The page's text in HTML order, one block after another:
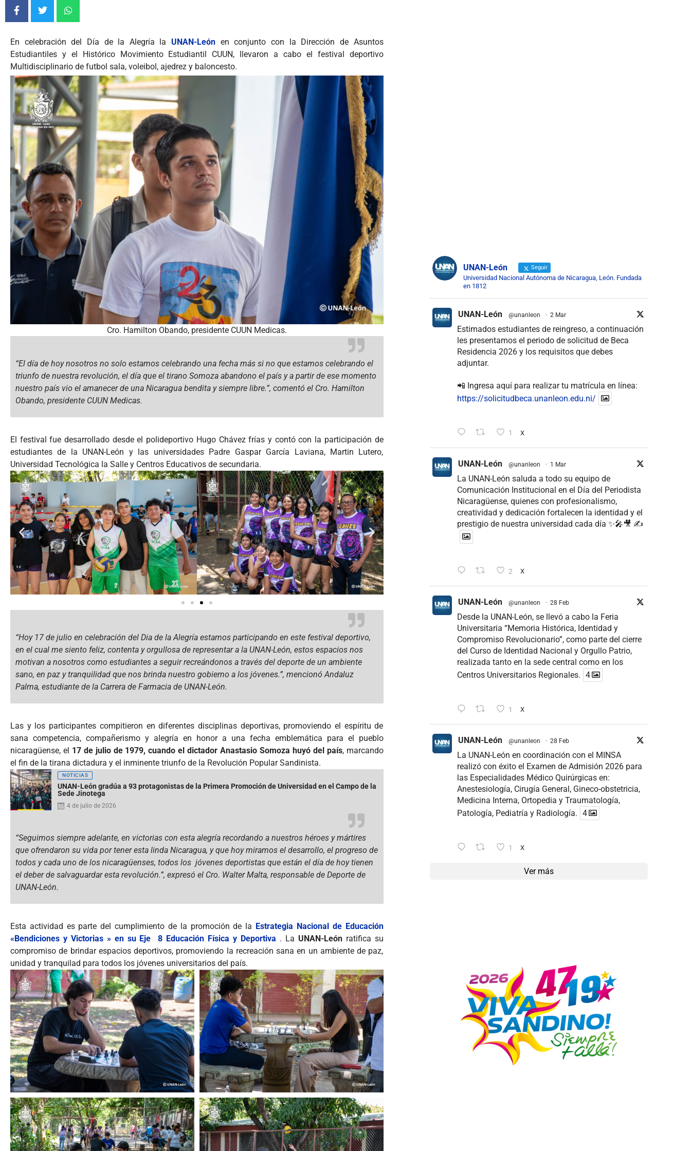
En celebración del Día de la Alegría laUNAN-León en conjunto con la Dirección de Asuntos
Estudiantiles y el Histórico Movimiento Estudiantil CUUN, llevaron a cabo el festival deportivo
Multidisciplinario de futbol sala, voleibol, ajedrez y baloncesto.
Cro. Hamilton Obando, presidente CUUN Medicas.
“El día de hoy nosotros no solo estamos celebrando una fecha más si no que estamos celebrando el
triunfo de nuestra revolución, el día que el tirano Somoza abandono el país y a partir de ese momento
nuestro país vio el amanecer de una Nicaragua bendita y siempre libre.”, comentó el Cro. Hamilton
Obando, presidente CUUN Medicas.
El festival fue desarrollado desde el polideportivo Hugo Chávez frías y contó con la participación de
estudiantes de la UNAN-León y las universidades Padre Gaspar García Laviana, Martin Lutero,
Universidad Tecnológica la Salle y Centros Educativos de secundaria.
“Hoy 17 de julio en celebración del Dia de la Alegría estamos participando en este festival deportivo,
en el cual me siento feliz, contenta y orgullosa de representar a la UNAN-León, estos espacios nos
motivan a nosotros como estudiantes a seguir recreándonos a través del deporte de un ambiente
sano, en paz y tranquilidad que nos brinda nuestro gobierno a los jóvenes.”, mencionó Andaluz
Palma, estudiante de la Carrera de Farmacia de UNAN-León.
Las y los participantes compitieron en diferentes disciplinas deportivas, promoviendo el espíritu de
sana competencia, compañerismo y alegría en honor a una fecha emblemática para el pueblo
nicaragüense, el 17 de julio de 1979, cuando el dictador Anastasio Somoza huyó del país, marcando
el fin de la tirana dictadura y el inminente triunfo de la Revolución Popular Sandinista.
NOTICIAS
UNAN-León gradúa a 93 protagonistas de la Primera Promoción de Universidad en el Campo de la
Sede Jinotega
4 de julio de 2026
“Seguimos siempre adelante, en victorias con esta alegría recordando a nuestros héroes y mártires
que ofrendaron su vida por tener esta linda Nicaragua, y que hoy miramos el desarrollo, el progreso de
todos y cada uno de los nicaragüenses, todos los jóvenes deportistas que están el día de hoy tienen
el deber de salvaguardar esta revolución.”, expresó el Cro. Walter Malta, responsable de Deporte de
UNAN-León.
Esta actividad es parte del cumplimiento de la promoción de la Estrategia Nacional de Educación
«Bendiciones y Victorias » en su Eje 8 Educación Física y Deportiva . La UNAN-Leónratifica su
compromiso de brindar espacios deportivos, promoviendo la recreación sana en un ambiente de paz,
unidad y tranquilad para todos los jóvenes universitarios del país.
UNAN-León Seguir
Universidad Nacional Autónoma de Nicaragua, León. Fundada
en 1812
UNAN-León @unanleon · 2 Mar
Estimados estudiantes de reingreso, a continuación
les presentamos el periodo de solicitud de Beca
Residencia 2026 y los requisitos que debes
adjuntar.
📲 Ingresa aquí para realizar tu matrícula en línea:
https://solicitudbeca.unanleon.edu.ni/
1 X
UNAN-León @unanleon · 1 Mar
La UNAN-León saluda a todo su equipo de
Comunicación Institucional en el Día del Periodista
Nicaragüense, quienes con profesionalismo,
creatividad y dedicación fortalecen la identidad y el
prestigio de nuestra universidad cada día ✨🎤🎥 ✍
2 X
UNAN-León @unanleon · 28 Feb
Desde la UNAN-León, se llevó a cabo la Feria
Universitaria “Memoria Histórica, Identidad y
Compromiso Revolucionario”, como parte del cierre
del Curso de Identidad Nacional y Orgullo Patrio,
realizada tanto en la sede central como en los
Centros Universitarios Regionales. 4
1 X
UNAN-León @unanleon · 28 Feb
La UNAN-León en coordinación con el MINSA
realizó con éxito el Examen de Admisión 2026 para
las Especialidades Médico Quirúrgicas en:
Anestesiología, Cirugía General, Gineco-obstetricia,
Medicina Interna, Ortopedia y Traumatología,
Patología, Pediatría y Radiología. 4
1 X
Ver más